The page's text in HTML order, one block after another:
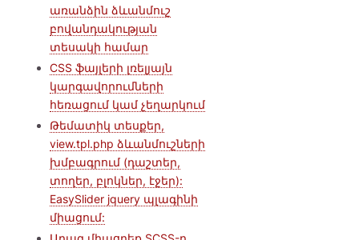
առանձին ձևանմուշ
բովանդակության
տեսակի համար
CSS ֆայլերի լռելյայն
կարգավորումների
հեռացում կամ չեղարկում
Թեմատիկ տեսքեր,
view.tpl.php ձևանմուշների
խմբագրում (դաշտեր,
տողեր, բլոկներ, էջեր):
EasySlider jquery պլագինի
միացում: